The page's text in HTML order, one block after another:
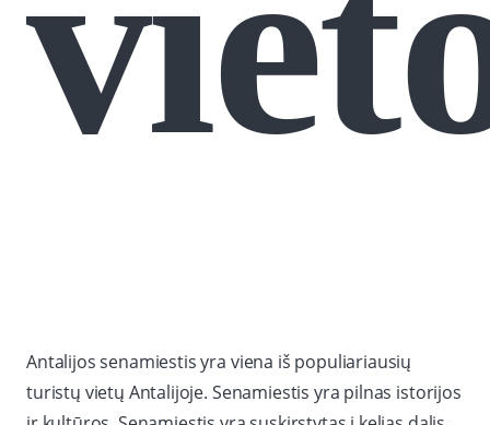
Antalijos senamiestis yra viena iš populiariausių
turistų vietų Antalijoje. Senamiestis yra pilnas istorijos